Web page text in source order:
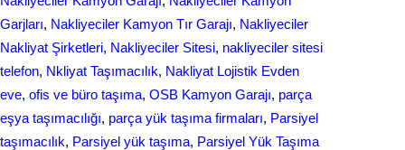
Garjları, Nakliyeciler Kamyon Tır Garajı, Nakliyeciler
Nakliyat Şirketleri, Nakliyeciler Sitesi, nakliyeciler sitesi
telefon, Nkliyat Taşımacılık, Nаkliyаt Lojistik Evdеn
eve, ofis ve büro taşıma, OSB Kamyon Garajı, parça
eşya taşımacılığı, parça yük taşıma firmaları, Parsiyel
taşımacılık, Parsiyel yük taşıma, Parsiyel Yük Taşıma